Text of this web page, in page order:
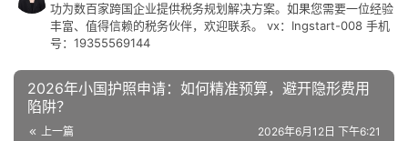
功为数百家跨国企业提供税务规划解决方案。如果您需要一位经验
丰富、值得信赖的税务伙伴，欢迎联系。 vx：Ingstart-008 手机
号：19355569144
2026年小国护照申请：如何精准预算，避开隐形费用
陷阱？
上一篇 2026年6月12日 下午6:21